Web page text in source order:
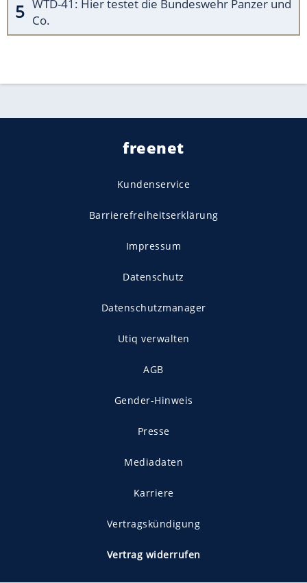
WTD-41: Hier testet die Bundeswehr Panzer und
Co.
freenet
Kundenservice
Barrierefreiheitserklärung
Impressum
Datenschutz
Datenschutzmanager
Utiq verwalten
AGB
Gender-Hinweis
Presse
Mediadaten
Karriere
Vertragskündigung
Vertrag widerrufen